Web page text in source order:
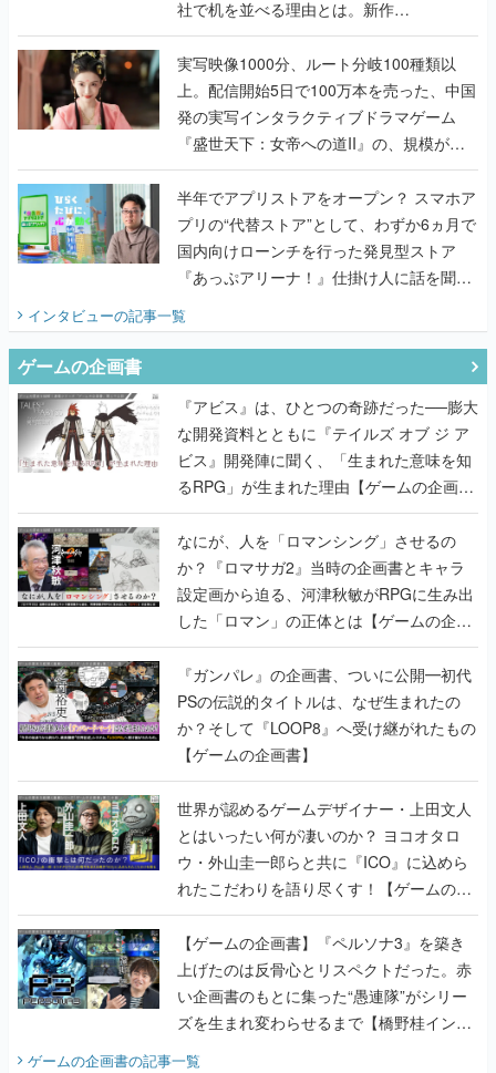
社で机を並べる理由とは。新作
『TATSUJIN EXTREME』で初タッグを組
んだレジェンド2人に訊く開発秘話
実写映像1000分、ルート分岐100種類以
上。配信開始5日で100万本を売った、中国
発の実写インタラクティブドラマゲーム
『盛世天下：女帝への道II』の、規模が違
うこだわりをプロデューサーに聞いた
半年でアプリストアをオープン？ スマホア
プリの“代替ストア”として、わずか6ヵ月で
国内向けローンチを行った発見型ストア
『あっぷアリーナ！』仕掛け人に話を聞い
てみた
インタビューの記事一覧
ゲームの企画書
『アビス』は、ひとつの奇跡だった──膨大
な開発資料とともに『テイルズ オブ ジ ア
ビス』開発陣に聞く、「生まれた意味を知
るRPG」が生まれた理由【ゲームの企画
書】
なにが、人を「ロマンシング」させるの
か？『ロマサガ2』当時の企画書とキャラ
設定画から迫る、河津秋敏がRPGに生み出
した「ロマン」の正体とは【ゲームの企画
書】
『ガンパレ』の企画書、ついに公開━初代
PSの伝説的タイトルは、なぜ生まれたの
か？そして『LOOP8』へ受け継がれたもの
【ゲームの企画書】
世界が認めるゲームデザイナー・上田文人
とはいったい何が凄いのか？ ヨコオタロ
ウ・外山圭一郎らと共に『ICO』に込めら
れたこだわりを語り尽くす！【ゲームの企
画書】
【ゲームの企画書】『ペルソナ3』を築き
上げたのは反骨心とリスペクトだった。赤
い企画書のもとに集った“愚連隊”がシリー
ズを生まれ変わらせるまで【橋野桂インタ
ビュー】
ゲームの企画書の記事一覧